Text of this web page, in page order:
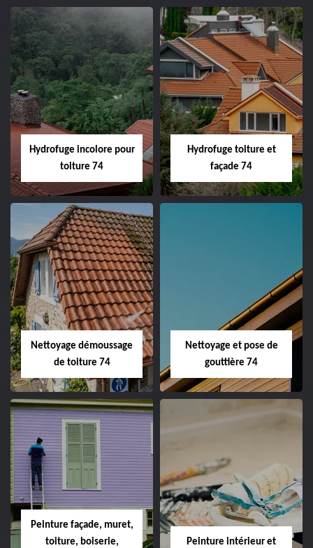
Hydrofuge incolore pour
toiture 74
Hydrofuge toiture et
façade 74
Nettoyage démoussage
de toiture 74
Nettoyage et pose de
gouttière 74
Peinture façade, muret,
toiture, boiserie,
Peinture intérieur et